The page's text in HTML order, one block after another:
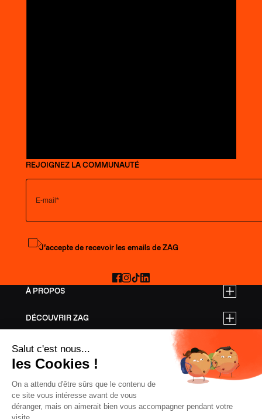
À PROPOS
DÉCOUVRIR ZAG
TARIFS PRO
AIDE
SKIS FREERIDE
REJOIGNEZ LA COMMUNAUTÉ
S'abonner à la newsletter
J’accepte de recevoir les emails de ZAG
Facebook
Instagram
TikTokLinkedIn